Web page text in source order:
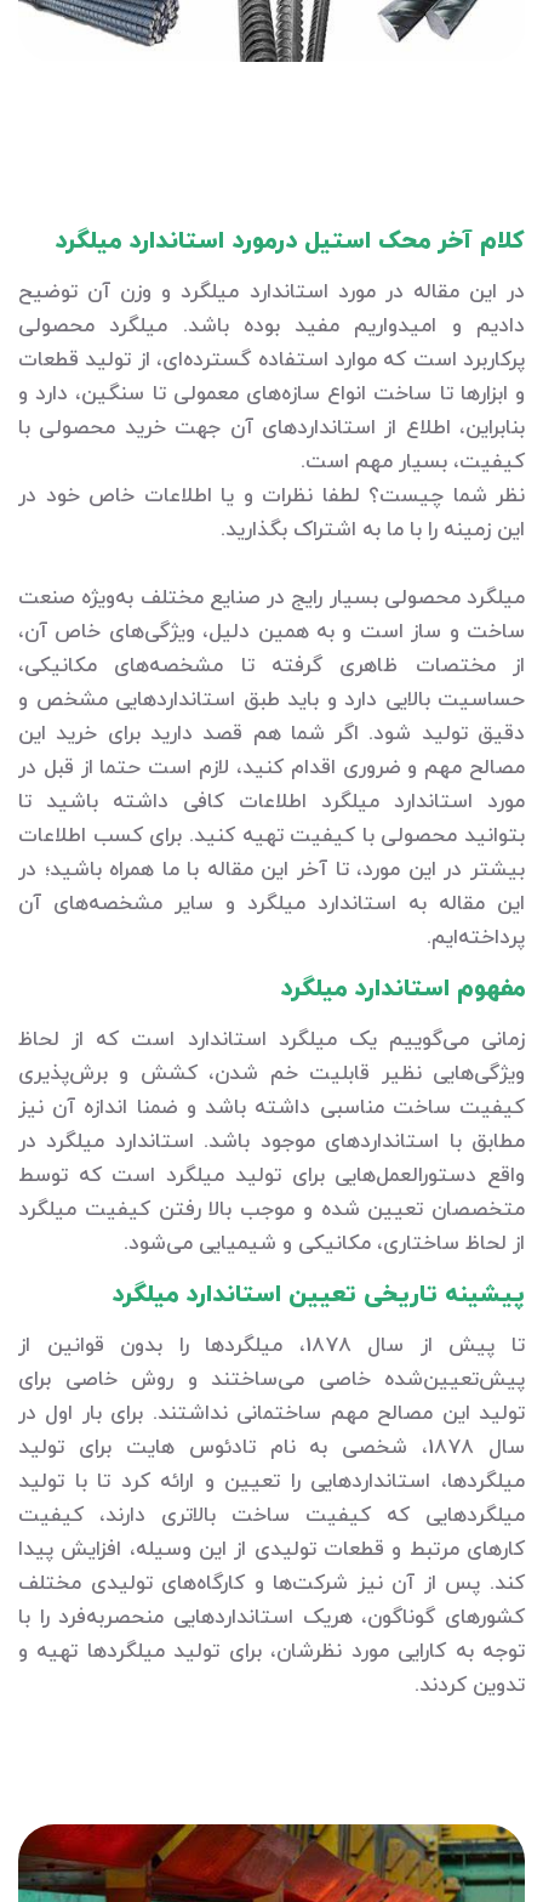
کلام آخر محک استیل درمورد استاندارد میلگرد
در این مقاله در مورد استاندارد میلگرد و وزن آن توضیح
دادیم و امیدواریم مفید بوده باشد. میلگرد محصولی
پرکاربرد است که موارد استفاده گسترده‌ای، از تولید قطعات
و ابزارها تا ساخت انواع سازه‌های معمولی تا سنگین، دارد و
بنابراین، اطلاع از استانداردهای آن جهت خرید محصولی با
کیفیت، بسیار مهم است.
نظر شما چیست؟ لطفا نظرات و یا اطلاعات خاص خود در
این زمینه را با ما به اشتراک بگذارید.
میلگرد محصولی بسیار رایج در صنایع مختلف به‌ویژه صنعت
ساخت و ساز است و به همین دلیل، ویژگی‌های خاص آن،
از مختصات ظاهری گرفته تا مشخصه‌های مکانیکی،
حساسیت بالایی دارد و باید طبق استانداردهایی مشخص و
دقیق تولید شود. اگر شما هم قصد دارید برای خرید این
مصالح مهم و ضروری اقدام کنید، لازم است حتما از قبل در
مورد استاندارد میلگرد اطلاعات کافی داشته باشید تا
بتوانید محصولی با کیفیت تهیه کنید. برای کسب اطلاعات
بیشتر در این مورد، تا آخر این مقاله با ما همراه باشید؛ در
این مقاله به استاندارد میلگرد و سایر مشخصه‌های آن
پرداخته‌ایم.
مفهوم استاندارد میلگرد
زمانی می‌گوییم یک میلگرد استاندارد است که از لحاظ
ویژگی‌هایی نظیر قابلیت خم شدن، کشش و برش‌پذیری
کیفیت ساخت مناسبی داشته باشد و ضمنا اندازه آن نیز
مطابق با استانداردهای موجود باشد. استاندارد میلگرد در
واقع دستورالعمل‌هایی برای تولید میلگرد است که توسط
متخصصان تعیین شده و موجب بالا رفتن کیفیت میلگرد
از لحاظ ساختاری، مکانیکی و شیمیایی می‌شود.
پیشینه تاریخی تعیین استاندارد میلگرد
تا پیش از سال 1878، میلگردها را بدون قوانین از
پیش‌تعیین‌شده خاصی می‌ساختند و روش خاصی برای
تولید این مصالح مهم ساختمانی نداشتند. برای بار اول در
سال 1878، شخصی به نام تادئوس هایت برای تولید
میلگردها، استانداردهایی را تعیین و ارائه کرد تا با تولید
میلگردهایی که کیفیت ساخت بالاتری دارند، کیفیت
کارهای مرتبط و قطعات تولیدی از این وسیله، افزایش پیدا
کند. پس از آن نیز شرکت‌ها و کارگاه‌های تولیدی مختلف
کشورهای گوناگون، هریک استانداردهایی منحصربه‌فرد را با
توجه به کارایی مورد نظرشان، برای تولید میلگردها تهیه و
تدوین کردند.